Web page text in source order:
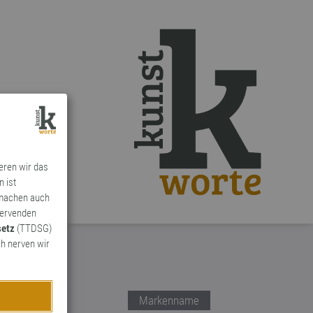
wir das
ist
auch
(TTDSG)
nerven wir
Markenname